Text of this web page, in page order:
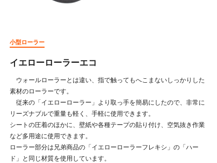
小型ローラー
イエローローラーエコ
ウォールローラーとは違い、指で触ってもへこまないしっかりした
素材のローラーです。
従来の「イエローローラー」より取っ手を簡易にしたので、非常に
リーズナブルで重量も軽く、手軽に使用できます。
シートの圧着のほかに、壁紙や各種テープの貼り付け、空気抜き作業
など多用途に使用できます。
ローラー部分は兄弟商品の「イエローローラーフレキシ」の「ハー
ド」と同じ材質を使用しています。